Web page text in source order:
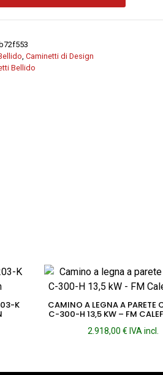
, Caminetti di Design
Bellido
K CAMINO A LEGNA A PARETE
C-300-H 13,5 KW – FM
2.918,00 € IVA incl.